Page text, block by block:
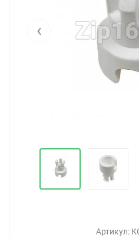
‹
Артикул: